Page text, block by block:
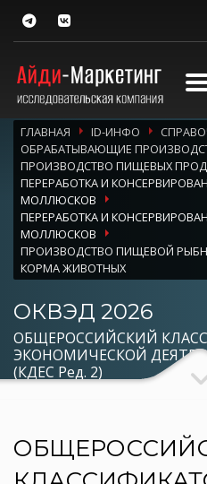
ГЛАВНАЯ ID-ИНФО
ОБРАБАТЫВАЮЩИЕ
ПРОИЗВОДСТВО ПИЩЕВЫХ
ПЕРЕРАБОТКА И
МОЛЛЮСКОВ
ПЕРЕРАБОТКА И
МОЛЛЮСКОВ
ПРОИЗВОДСТВО ПИЩЕВОЙ
КОРМА ЖИВОТНЫХ
ОКВЭД 2026
ОБЩЕРОССИЙСКИЙ
ЭКОНОМИЧЕСКОЙ
(КДЕС Ред. 2)